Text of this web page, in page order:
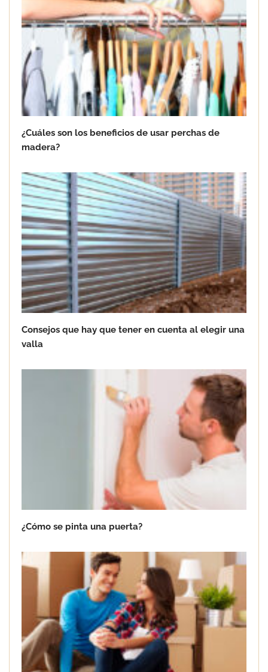
Reparación de puertas, un trabajo
profesional
¿Cuáles son los beneficios de usar perchas de
madera?
Consejos que hay que tener en cuenta al elegir una
valla
¿Cómo se pinta una puerta?